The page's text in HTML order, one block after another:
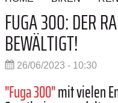
FUGA 300: DER
BEWÄLTIGT!
26/06/2023 - 10:30
"Fuga 300"mit vielen